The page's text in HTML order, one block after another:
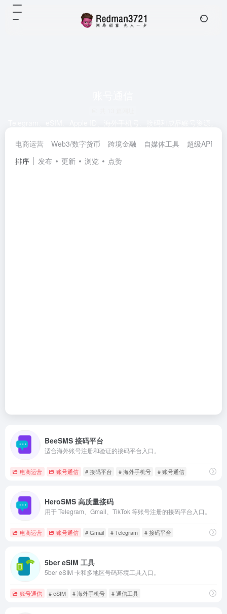
电商运营 Web3/数字货币 跨境金融 自媒体工具 超级APP
排序
发布 更新 浏览 点赞
BeeSMS 接码平台
适合海外账号注册和验证的接码平台入口。
电商运营 账号通信 # 接码平台 # 海外手机号 # 账号通信
HeroSMS 高质量接码
用于 Telegram、Gmail、TikTok 等账号注册的接码平台入口。
电商运营 账号通信 # Gmail # Telegram # 接码平台
5ber eSIM 工具
5ber eSIM 卡和多地区号码环境工具入口。
账号通信 # eSIM # 海外手机号 # 通信工具